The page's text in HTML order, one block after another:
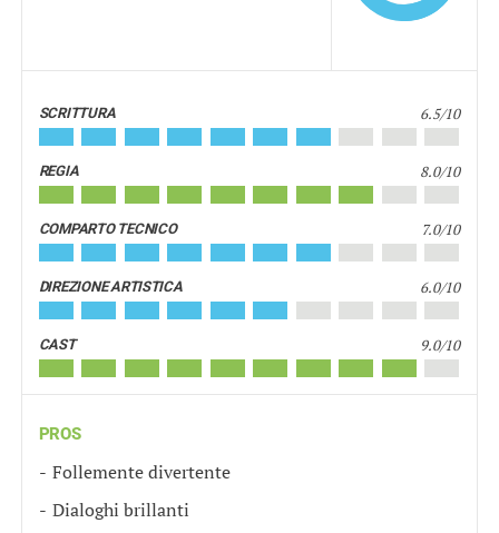
SCRITTURA 6.5/10
REGIA 8.0/10
COMPARTO TECNICO 7.0/10
DIREZIONE ARTISTICA 6.0/10
CAST 9.0/10
PROS
Follemente divertente
Dialoghi brillanti